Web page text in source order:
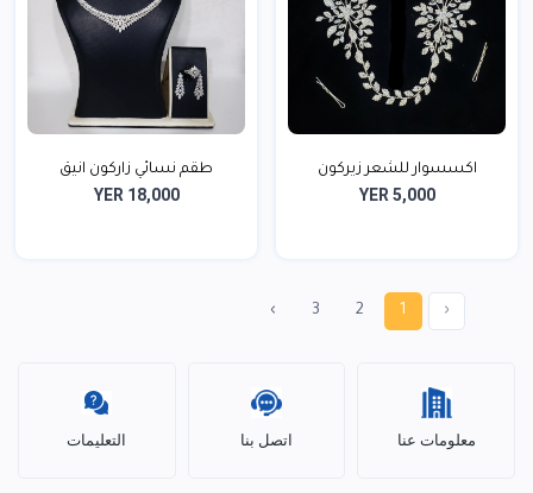
اكسسوار للشعر زيركون
YER 5,000
طقم نسائي زاركون انيق
YER 18,000
‹
1
2
3
›
معلومات عنا اتصل بنا التعليمات